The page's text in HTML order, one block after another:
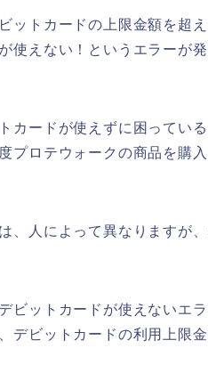
ットカードの上限金額を超
使えない！というエラーが
カードが使えずに困ってい
プロテウォークの商品を購
、人によって異なりますが
ビットカードが使えないエ
デビットカードの利用上限